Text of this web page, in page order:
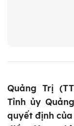
Quảng Trị
Tỉnh ủy
quyết định